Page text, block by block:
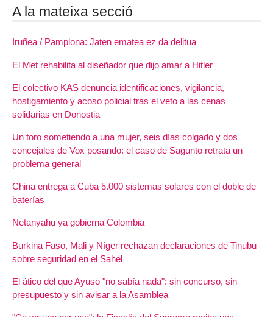
A la mateixa secció
Iruñea / Pamplona: Jaten ematea ez da delitua
El Met rehabilita al diseñador que dijo amar a Hitler
El colectivo KAS denuncia identificaciones, vigilancia,
hostigamiento y acoso policial tras el veto a las cenas
solidarias en Donostia
Un toro sometiendo a una mujer, seis días colgado y dos
concejales de Vox posando: el caso de Sagunto retrata un
problema general
China entrega a Cuba 5.000 sistemas solares con el doble de
baterías
Netanyahu ya gobierna Colombia
Burkina Faso, Mali y Níger rechazan declaraciones de Tinubu
sobre seguridad en el Sahel
El ático del que Ayuso "no sabía nada": sin concurso, sin
presupuesto y sin avisar a la Asamblea